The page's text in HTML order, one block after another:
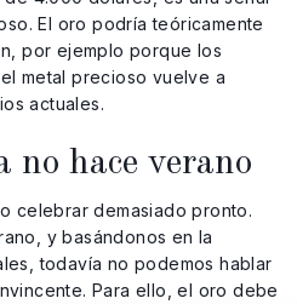
El oro podría teóricamente
por ejemplo porque los
metal precioso vuelve a
actuales.
no hace verano
celebrar demasiado pronto.
y basándonos en la
todavía no podemos hablar
Para ello, el oro debe